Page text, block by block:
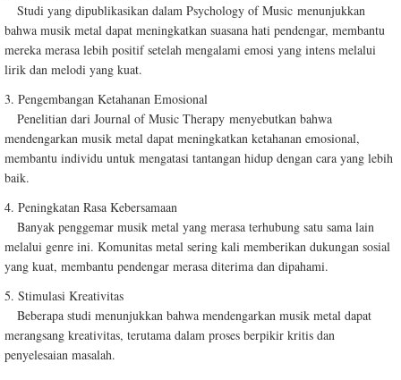
Studi yang dipublikasikan dalam Psychology of Music menunjukkan
bahwa musik metal dapat meningkatkan suasana hati pendengar, membantu
mereka merasa lebih positif setelah mengalami emosi yang intens melalui
lirik dan melodi yang kuat.
3. Pengembangan Ketahanan Emosional
Penelitian dari Journal of Music Therapy menyebutkan bahwa
mendengarkan musik metal dapat meningkatkan ketahanan emosional,
membantu individu untuk mengatasi tantangan hidup dengan cara yang lebih
baik.
4. Peningkatan Rasa Kebersamaan
Banyak penggemar musik metal yang merasa terhubung satu sama lain
melalui genre ini. Komunitas metal sering kali memberikan dukungan sosial
yang kuat, membantu pendengar merasa diterima dan dipahami.
5. Stimulasi Kreativitas
Beberapa studi menunjukkan bahwa mendengarkan musik metal dapat
merangsang kreativitas, terutama dalam proses berpikir kritis dan
penyelesaian masalah.